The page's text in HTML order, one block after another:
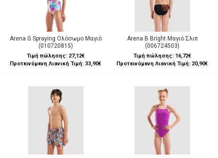
Arena G Spraying Ολόσωμο Μαγιό
(010720815)
Τιμή πώλησης: 27,12€
Προτεινόμενη Λιανική Τιμή: 33,90€
Arena B Bright Μαγιό Σλιπ
(006724503)
Τιμή πώλησης: 16,72€
Προτεινόμενη Λιανική Τιμή: 20,90€